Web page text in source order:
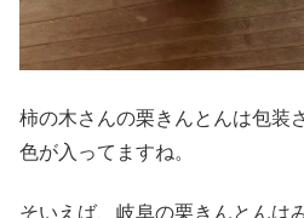
柿の木さんの栗きんとんは包装
色が入ってますね。
そいえば、岐阜の栗きんとんは